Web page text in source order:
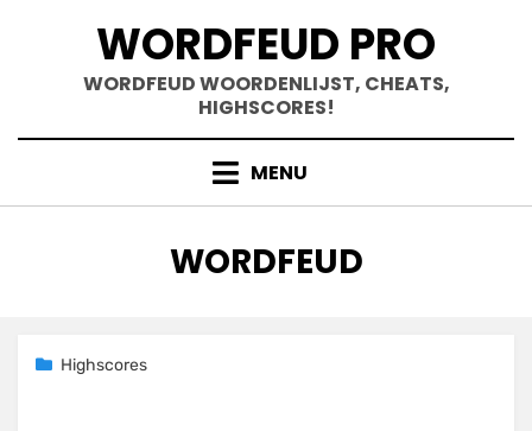
WORDFEUD PRO
WORDFEUD WOORDENLIJST, CHEATS,
HIGHSCORES!
MENU
TAG
:
WORDFEUD
Geplaatst
16 augustus 2021
Highscores